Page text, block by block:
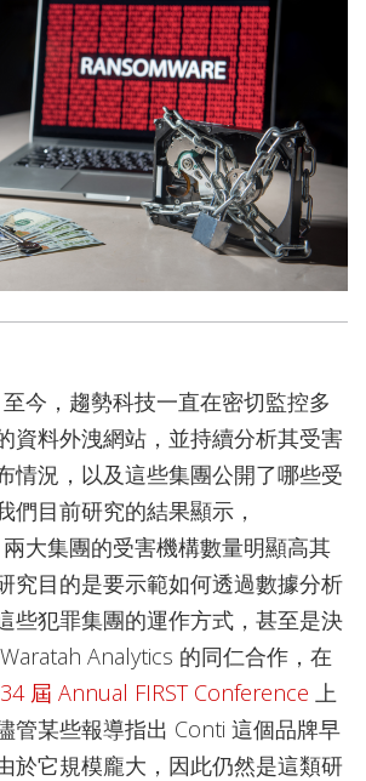
今，趨勢科技一直在密切監控多
資料外洩網站，並持續分析其受害
情況，以及這些集團公開了哪些受
們目前研究的結果顯示，
兩大集團的受害機構數量明顯高其
究目的是要示範如何透過數據分析
些犯罪集團的運作方式，甚至是決
Analytics 的同仁合作，在
屆 Annual FIRST Conference 上
管某些報導指出 Conti 這個品牌早
於它規模龐大，因此仍然是這類研